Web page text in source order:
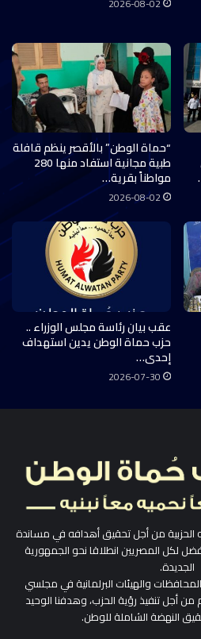
“حماة الوطن” بالأقصر ينظم قافلة
طبية مجانية استفاد منها 280
مواطناً بقرية…
2026-08-02
عقب بيان رئاسة مجلس الوزراء ..
حزب حماة الوطن يدين استهداف
إحدى…
2026-07-30
من أجل تحقيق أهدافه في مساندة
لكل المصريين انطلاقا نحو الجمهورية
الجديدة.
والهيئات البرلمانية في مجلسي
أجل تنفيذ رؤية الحزب، وهدفنا الوحيد
النهضة الشاملة للوطن.